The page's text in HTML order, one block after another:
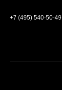
+7 (495) 540-50-49